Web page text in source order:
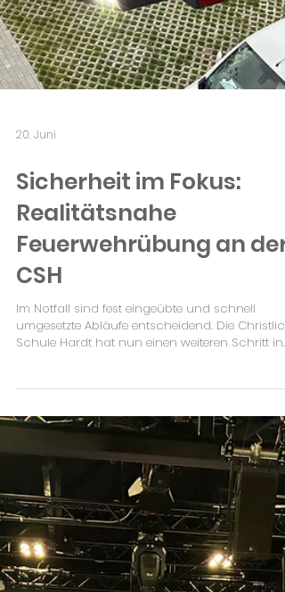
20. Juni
Sicherheit im Fokus:
Realitätsnahe
Feuerwehrübung an der
CSH